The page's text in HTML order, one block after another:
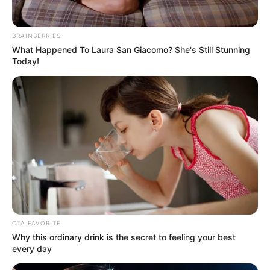
Número de doses aplicadas em 2023 é o maior desde 2018
Em 2023, foram aplicadas mais de 6,1 milhões de doses da vacina
contra o HPV. O número é o maior desde 2018 (5,1 milhões) e
representa um aumento de 42% em relação a 2022, quando foram
aplicadas pouco mais de 4 milhões de doses. Essa retomada é
fruto do esforço de estados e municípios que se juntaram ao
Ministério da Saúde no Movimento Nacional pela Vacinação,
revertendo a tendência de queda nas coberturas dos principais
imunizantes do calendário definido pelo PNI.
BRAINBERRIES
What Happened To Laura San Giacomo? She's Still Stunning
Today!
CTA FAVORITE
Why this ordinary drink is the secret to feeling your best
every day